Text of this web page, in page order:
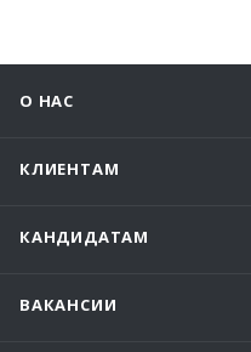
О НАС
КЛИЕНТАМ
КАНДИДАТАМ
ВАКАНСИИ